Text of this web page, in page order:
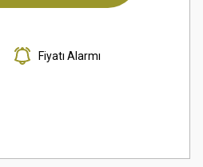
Fiyatı Alarmı